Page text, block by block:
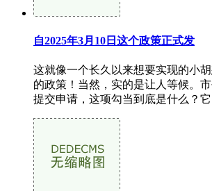
自2025年3月10日这个政策正式发
这就像一个长久以来想要实现的小
的政策！当然，实的是让人等候。
提交申请，这项勾当到底是什么？